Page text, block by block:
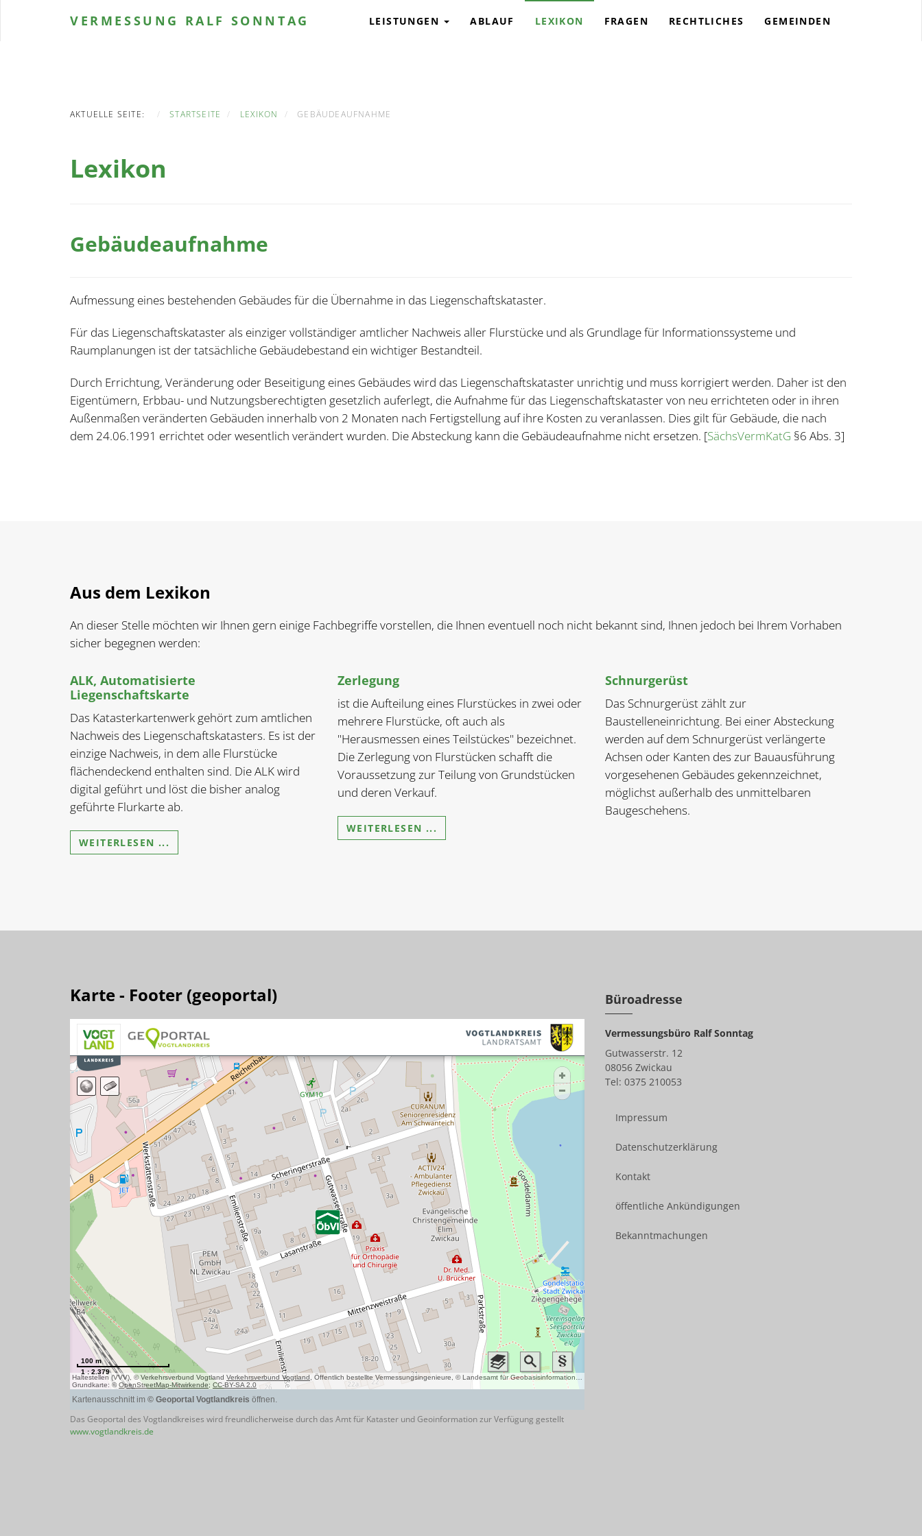
VERMESSUNG RALF SONNTAG LEISTUNGEN ABLAUF LEXIKON FRAGEN RECHTLICHES GEMEINDEN
AKTUELLE SEITE: STARTSEITE LEXIKON GEBÄUDEAUFNAHME
Lexikon
Gebäudeaufnahme
Aufmessung eines bestehenden Gebäudes für die Übernahme in das Liegenschaftskataster.
Für das Liegenschaftskataster als einziger vollständiger amtlicher Nachweis aller Flurstücke und als Grundlage für Informationssysteme und
Raumplanungen ist der tatsächliche Gebäudebestand ein wichtiger Bestandteil.
Durch Errichtung, Veränderung oder Beseitigung eines Gebäudes wird das Liegenschaftskataster unrichtig und muss korrigiert werden. Daher ist den
Eigentümern, Erbbau- und Nutzungsberechtigten gesetzlich auferlegt, die Aufnahme für das Liegenschaftskataster von neu errichteten oder in ihren
Außenmaßen veränderten Gebäuden innerhalb von 2 Monaten nach Fertigstellung auf ihre Kosten zu veranlassen. Dies gilt für Gebäude, die nach
dem 24.06.1991 errichtet oder wesentlich verändert wurden. Die Absteckung kann die Gebäudeaufnahme nicht ersetzen. [SächsVermKatG §6 Abs. 3]
Aus dem Lexikon
An dieser Stelle möchten wir Ihnen gern einige Fachbegriffe vorstellen, die Ihnen eventuell noch nicht bekannt sind, Ihnen jedoch bei Ihrem Vorhaben
sicher begegnen werden:
ALK, Automatisierte
Liegenschaftskarte
Das Katasterkartenwerk gehört zum amtlichen
Nachweis des Liegenschaftskatasters. Es ist der
einzige Nachweis, in dem alle Flurstücke
flächendeckend enthalten sind. Die ALK wird
digital geführt und löst die bisher analog
geführte Flurkarte ab.
WEITERLESEN ...
Zerlegung
ist die Aufteilung eines Flurstückes in zwei oder
mehrere Flurstücke, oft auch als
"Herausmessen eines Teilstückes" bezeichnet.
Die Zerlegung von Flurstücken schafft die
Voraussetzung zur Teilung von Grundstücken
und deren Verkauf.
WEITERLESEN ...
Schnurgerüst
Das Schnurgerüst zählt zur
Baustelleneinrichtung. Bei einer Absteckung
werden auf dem Schnurgerüst verlängerte
Achsen oder Kanten des zur Bauausführung
vorgesehenen Gebäudes gekennzeichnet,
möglichst außerhalb des unmittelbaren
Baugeschehens.
Karte - Footer (geoportal)
Das Geoportal des Vogtlandkreises wird freundlicherweise durch das Amt für Kataster und Geoinformation zur Verfügung gestellt
www.vogtlandkreis.de
Büroadresse
Vermessungsbüro Ralf Sonntag
Gutwasserstr. 12
08056 Zwickau
Tel: 0375 210053
Impressum
Datenschutzerklärung
Kontakt
öffentliche Ankündigungen
Bekanntmachungen